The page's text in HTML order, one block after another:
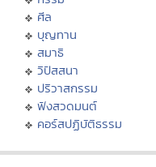
ศีล
บุญทาน
สมาธิ
วิปัสสนา
ปริวาสกรรม
ฟังสวดมนต์
คอร์สปฏิบัติธรรม